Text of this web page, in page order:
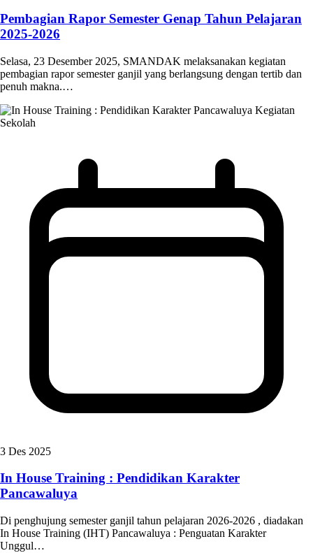
Pembagian Rapor Semester Genap Tahun Pelajaran
2025-2026
Selasa, 23 Desember 2025, SMANDAK melaksanakan kegiatan
pembagian rapor semester ganjil yang berlangsung dengan tertib dan
penuh makna.…
Kegiatan
Sekolah
3 Des 2025
In House Training : Pendidikan Karakter
Pancawaluya
Di penghujung semester ganjil tahun pelajaran 2026-2026 , diadakan
In House Training (IHT) Pancawaluya : Penguatan Karakter
Unggul…